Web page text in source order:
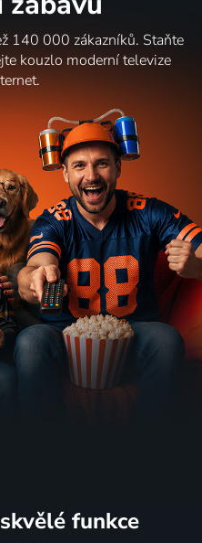
140 000 zákazníků. Staňte
kouzlo moderní televize
funkce